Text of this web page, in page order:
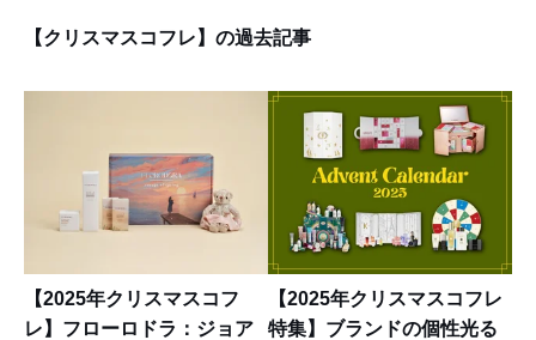
【クリスマスコフレ】の過去記事
【2025年クリスマスコフ
レ】フローロドラ：ジョア
【2025年クリスマスコフレ
特集】ブランドの個性光る